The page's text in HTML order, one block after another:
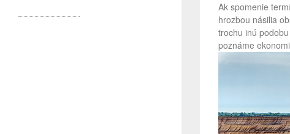
Ak spomenie
hrozbou násilia
trochu inú
poznáme